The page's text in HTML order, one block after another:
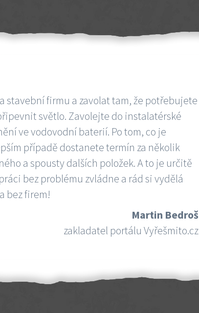
stavební firmu a zavolat tam, že potřebujete
světlo. Zavolejte do instalatérské
ve vodovodní baterií. Po tom, co je
případě dostanete termín za několik
a spousty dalších položek. A to je určitě
bez problému zvládne a rád si vydělá
bez firem!
Martin Bedroš
zakladatel portálu Vyřešmito.cz